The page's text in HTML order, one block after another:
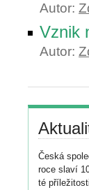
Autor:
Vznik
Autor:
Česká
roce slaví
té